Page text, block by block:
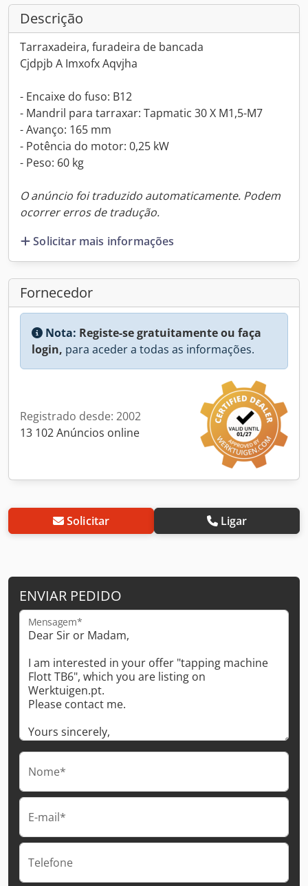
Descrição
Tarraxadeira, furadeira de bancada
Cjdpjb A Imxofx Aqvjha
- Encaixe do fuso: B12
- Mandril para tarraxar: Tapmatic 30 X M1,5-M7
- Avanço: 165 mm
- Potência do motor: 0,25 kW
- Peso: 60 kg
O anúncio foi traduzido automaticamente. Podem
ocorrer erros de tradução.
Solicitar mais informações
Fornecedor
Nota: Registe-se gratuitamente ou faça
login, para aceder a todas as informações.
Registrado desde: 2002
13 102 Anúncios online
Solicitar Ligar
ENVIAR PEDIDO
Mensagem*
Nome*
E-mail*
Telefone